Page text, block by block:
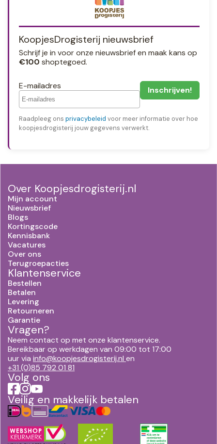
KoopjesDrogisterij nieuwsbrief
Schrijf je in voor onze nieuwsbrief en maak kans op
€100 shoptegoed.
E-mailadres
Raadpleeg ons privacybeleid voor meer informatie over hoe
koopjesdrogisterij jouw gegevens verwerkt.
Over Koopjesdrogisterij.nl
Mijn account
Nieuwsbrief
Blogs
Kortingscode
Kennisbank
Vacatures
Over ons
Terugroepacties
Klantenservice
Bestellen
Betalen
Levering
Retourneren
Garantie
Vragen?
Neem contact op met onze klantenservice.
Bereikbaar op werkdagen van 09:00 tot 17:00
uur via info@koopjesdrogisterij.nl en
+31 (0)85 792 01 81
Volg ons
Veilig en makkelijk betalen